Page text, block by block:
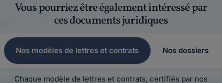
Vous pourriez être également intéressé par
ces documents juridiques
Nos modèles de lettres et contrats Nos dossiers
Chaque modèle de lettres et contrats, certifiés par nos